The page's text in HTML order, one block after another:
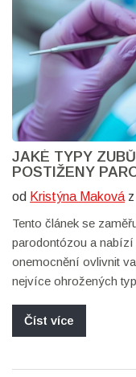
JAKÉ TYPY
POSTIŽENY
INFORMACE O
od Kristýna Maková
Tento článek se
parodontózou a
onemocnění ovlivnit
nejvíce ohrožených
postarat o své ústní
problematiku
Číst více